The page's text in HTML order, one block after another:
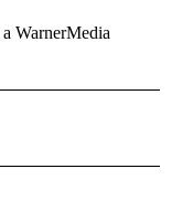
WarnerMedia
NOTIFICATIONS ABOUT